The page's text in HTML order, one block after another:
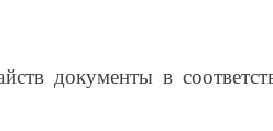
документы в